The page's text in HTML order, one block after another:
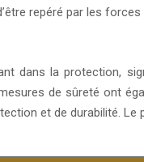
repéré par les forces
dans la protection,
de sûreté ont
et de durabilité.